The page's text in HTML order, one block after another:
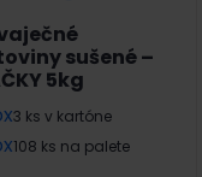
sušené –
5kg
3 ks v kartóne
108 ks na palete